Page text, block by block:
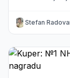
Stefan